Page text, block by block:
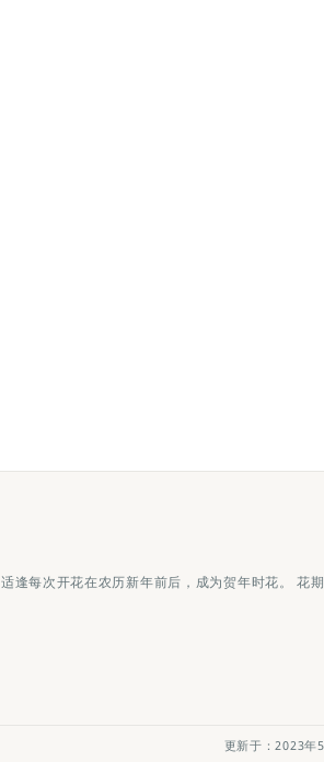
逢每次开花在农历新年前后，成为贺年时花。 花
更新于：2023年